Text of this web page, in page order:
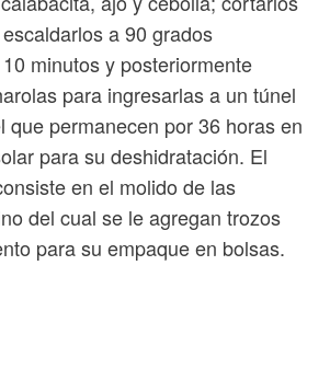
a 90 grados
minutos y posteriormente
para ingresarlas a un túnel
que permanecen por 36 horas en
para su deshidratación. El
en el molido de las
del cual se le agregan trozos
para su empaque en bolsas.